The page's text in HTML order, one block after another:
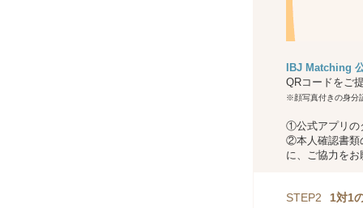
IBJ Matching
QRコードをご
※顔写真付きの身分
①公式アプリの
②本人確認書類
に、ご協力を
STEP2 1対1